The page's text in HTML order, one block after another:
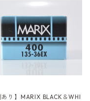
あり】MARIX BLACK＆WHI